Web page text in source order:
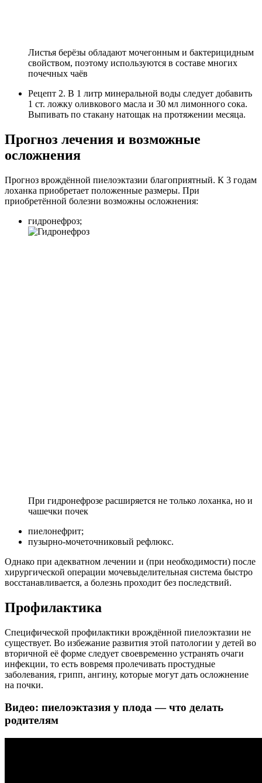
Листья берёзы обладают мочегонным и бактерицидным
свойством, поэтому используются в составе многих
почечных чаёв
Рецепт 2. В 1 литр минеральной воды следует добавить
1 ст. ложку оливкового масла и 30 мл лимонного сока.
Выпивать по стакану натощак на протяжении месяца.
Прогноз лечения и возможные
осложнения
Прогноз врождённой пиелоэктазии благоприятный. К 3 годам
лоханка приобретает положенные размеры. При
приобретённой болезни возможны осложнения:
гидронефроз;
При гидронефрозе расширяется не только лоханка, но и
чашечки почек
пиелонефрит;
пузырно-мочеточниковый рефлюкс.
Однако при адекватном лечении и (при необходимости) после
хирургической операции мочевыделительная система быстро
восстанавливается, а болезнь проходит без последствий.
Профилактика
Специфической профилактики врождённой пиелоэктазии не
существует. Во избежание развития этой патологии у детей во
вторичной её форме следует своевременно устранять очаги
инфекции, то есть вовремя пролечивать простудные
заболевания, грипп, ангину, которые могут дать осложнение
на почки.
Видео: пиелоэктазия у плода — что делать
родителям